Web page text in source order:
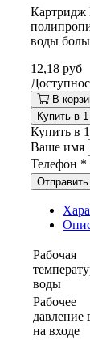
Картридж
воды
12,18 руб
В
Купить в
Купить в
Ваше имя
Телефон *
Отправить
Рабочая
воды
Рабочее
давление
на входе